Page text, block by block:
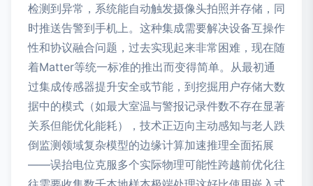
检测到异常，系统能自动触发摄像头拍照并存储，同
时推送告警到手机上。这种集成需要解决设备互操作
性和协议融合问题，过去实现起来非常困难，现在随
着Matter等统一标准的推出而变得简单。从最初通
过集成传感器提升安全或节能，到挖掘用户存储大数
据中的模式（如最大室温与警报记录件数不存在显著
关系但能优化能耗），技术正迈向主动感知与老人跌
倒监测领域复杂模型的边缘计算加速推理全面拓展
——误抬电位克服多个实际物理可能性跨越前优化往